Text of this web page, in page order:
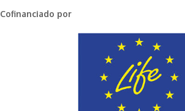
Cofinanciado por